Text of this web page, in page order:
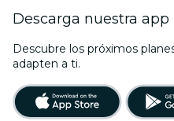
Descarga nuestra app
Descubre los próximos
adapten a ti.